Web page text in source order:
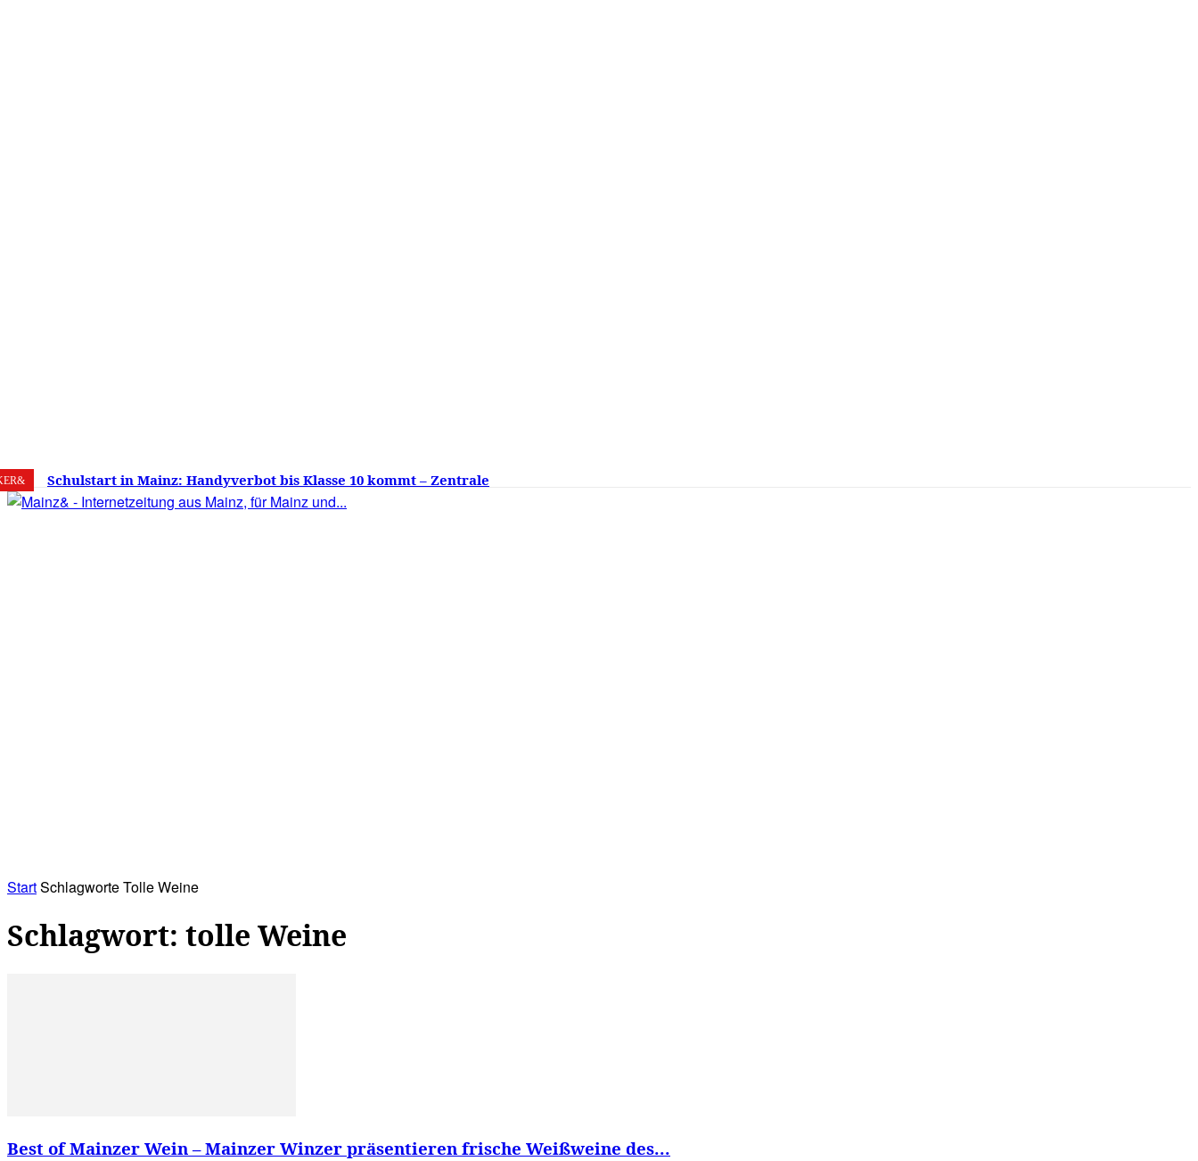
7. August 2026 22.6 Mainz
Schulstart in Mainz: Handyverbot bis Klasse 10 kommt – Zentrale
Versprechen wie Lehrmittelfreiheit und Schuleingangsklassen fehlen
StartSchlagworteTolle Weine
Schlagwort: tolle Weine
Best of Mainzer Wein – Mainzer Winzer präsentieren frische Weißweine des...